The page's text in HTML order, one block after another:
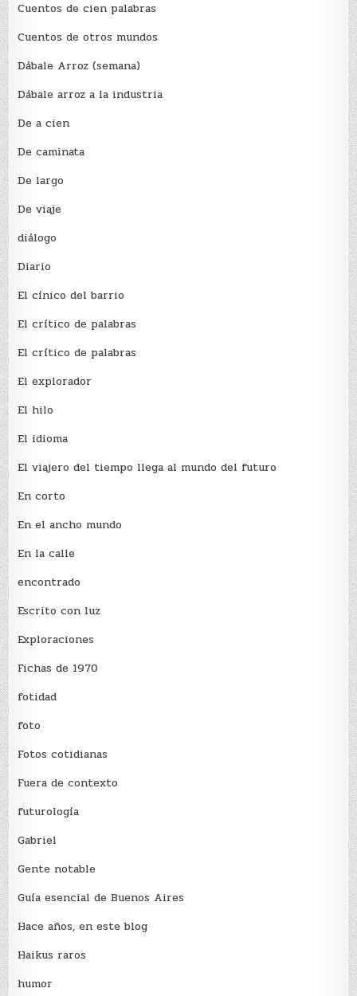
Cuentos de cien palabras
Cuentos de otros mundos
Dábale Arroz (semana)
Dábale arroz a la industria
De a cien
De caminata
De largo
De viaje
diálogo
Diario
El cínico del barrio
El crí­tico de palabras
El crí­tico de palabras
El explorador
El hilo
El idioma
El viajero del tiempo llega al mundo del futuro
En corto
En el ancho mundo
En la calle
encontrado
Escrito con luz
Exploraciones
Fichas de 1970
fotidad
foto
Fotos cotidianas
Fuera de contexto
futurología
Gabriel
Gente notable
Guía esencial de Buenos Aires
Hace años, en este blog
Haikus raros
humor